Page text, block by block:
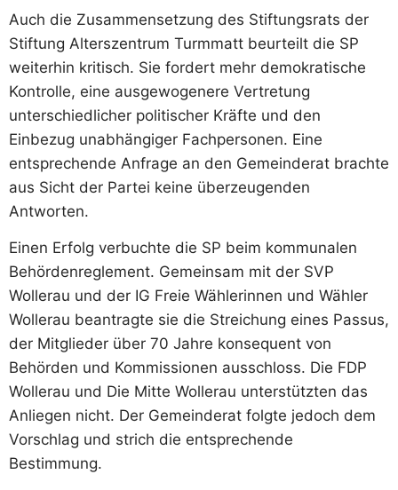
Auch die Zusammensetzung des Stiftungsrats der
Stiftung Alterszentrum Turmmatt beurteilt die SP
weiterhin kritisch. Sie fordert mehr demokratische
Kontrolle, eine ausgewogenere Vertretung
unterschiedlicher politischer Kräfte und den
Einbezug unabhängiger Fachpersonen. Eine
entsprechende Anfrage an den Gemeinderat brachte
aus Sicht der Partei keine überzeugenden
Antworten.
Einen Erfolg verbuchte die SP beim kommunalen
Behördenreglement. Gemeinsam mit der SVP
Wollerau und der IG Freie Wählerinnen und Wähler
Wollerau beantragte sie die Streichung eines Passus,
der Mitglieder über 70 Jahre konsequent von
Behörden und Kommissionen ausschloss. Die FDP
Wollerau und Die Mitte Wollerau unterstützten das
Anliegen nicht. Der Gemeinderat folgte jedoch dem
Vorschlag und strich die entsprechende
Bestimmung.